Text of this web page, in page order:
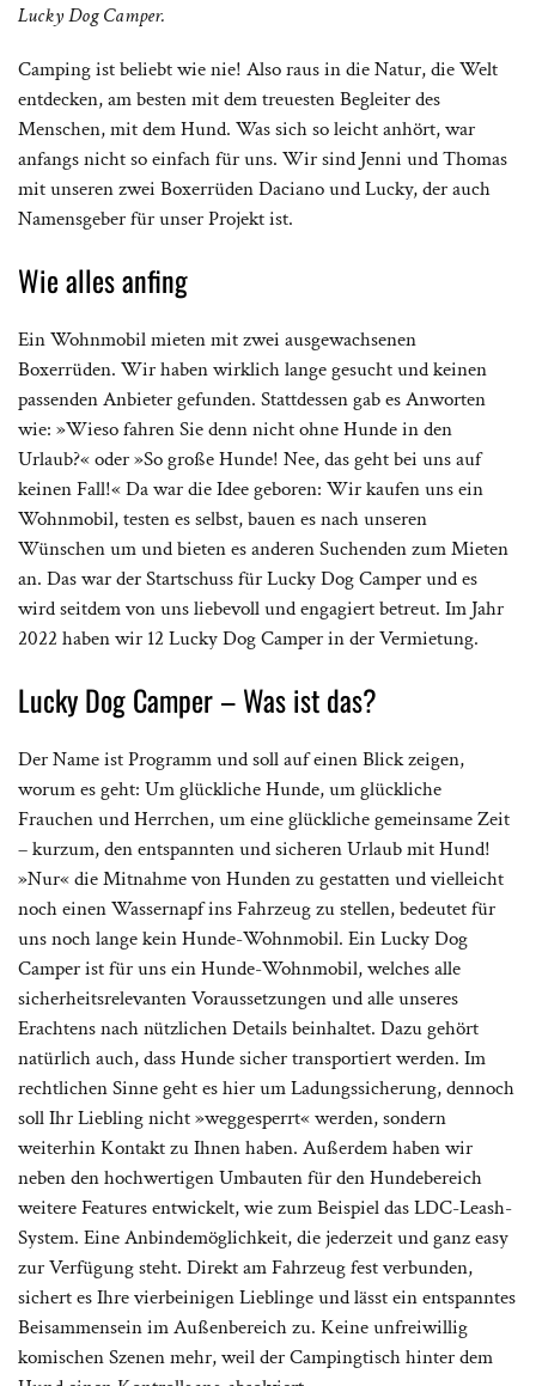
Lucky Dog Camper.
Camping ist beliebt wie nie! Also raus in die Natur, die Welt
entdecken, am besten mit dem treuesten Begleiter des
Menschen, mit dem Hund. Was sich so leicht anhört, war
anfangs nicht so einfach für uns. Wir sind Jenni und Thomas
mit unseren zwei Boxerrüden Daciano und Lucky, der auch
Namensgeber für unser Projekt ist.
Wie alles anfing
Ein Wohnmobil mieten mit zwei ausgewachsenen
Boxerrüden. Wir haben wirklich lange gesucht und keinen
passenden Anbieter gefunden. Stattdessen gab es Anworten
wie: »Wieso fahren Sie denn nicht ohne Hunde in den
Urlaub?« oder »So große Hunde! Nee, das geht bei uns auf
keinen Fall!« Da war die Idee geboren: Wir kaufen uns ein
Wohnmobil, testen es selbst, bauen es nach unseren
Wünschen um und bieten es anderen Suchenden zum Mieten
an. Das war der Startschuss für Lucky Dog Camper und es
wird seitdem von uns liebevoll und engagiert betreut. Im Jahr
2022 haben wir 12 Lucky Dog Camper in der Vermietung.
Lucky Dog Camper – Was ist das?
Der Name ist Programm und soll auf einen Blick zeigen,
worum es geht: Um glückliche Hunde, um glückliche
Frauchen und Herrchen, um eine glückliche gemeinsame Zeit
– kurzum, den entspannten und sicheren Urlaub mit Hund!
»Nur« die Mitnahme von Hunden zu gestatten und vielleicht
noch einen Wassernapf ins Fahrzeug zu stellen, bedeutet für
uns noch lange kein Hunde-Wohnmobil. Ein Lucky Dog
Camper ist für uns ein Hunde-Wohnmobil, welches alle
sicherheitsrelevanten Voraussetzungen und alle unseres
Erachtens nach nützlichen Details beinhaltet. Dazu gehört
natürlich auch, dass Hunde sicher transportiert werden. Im
rechtlichen Sinne geht es hier um Ladungssicherung, dennoch
soll Ihr Liebling nicht »weggesperrt« werden, sondern
weiterhin Kontakt zu Ihnen haben. Außerdem haben wir
neben den hochwertigen Umbauten für den Hundebereich
weitere Features entwickelt, wie zum Beispiel das LDC-Leash-
System. Eine Anbindemöglichkeit, die jederzeit und ganz easy
zur Verfügung steht. Direkt am Fahrzeug fest verbunden,
sichert es Ihre vierbeinigen Lieblinge und lässt ein entspanntes
Beisammensein im Außenbereich zu. Keine unfreiwillig
komischen Szenen mehr, weil der Campingtisch hinter dem